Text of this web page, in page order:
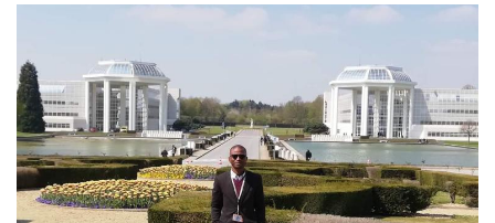
076
WhatsApp
akoumba2000